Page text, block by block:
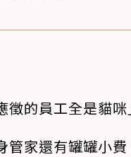
徵的員工全是貓
管家還有罐罐小